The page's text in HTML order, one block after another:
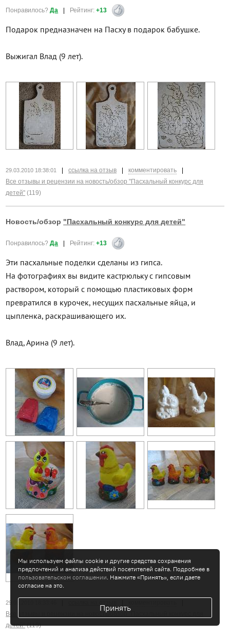
Понравилось?Да | Рейтинг:+13
Подарок предназначен на Пасху в подарок бабушке.
Выжигал Влад (9 лет).
29.03.2010 18:38:01 ссылка на отзыв комментировать
Все отзывы и рецензии на новость/обзор "Пасхальный конкурс для
детей" (119)
Новость/обзор "Пасхальный конкурс для детей"
Понравилось?Да | Рейтинг:+13
Эти пасхальные поделки сделаны из гипса.
На фотографиях вы видите кастрюльку с гипсовым
раствором, который с помощью пластиковых форм
превратился в курочек, несущих пасхальные яйца, и
цыпленка, раскрашивающего их.
Влад, Арина (9 лет).
29.03.2010 18:33:46
Все отзывы и рецензии на новость/обзор "Пасхальный конкурс для
детей"(119)
Мы используем файлы cookie и другие средства сохранения
предпочтений и анализа действий посетителей сайта. Подробнее в
пользовательском соглашении. Нажмите «Принять», если даете
согласие на это.
Принять